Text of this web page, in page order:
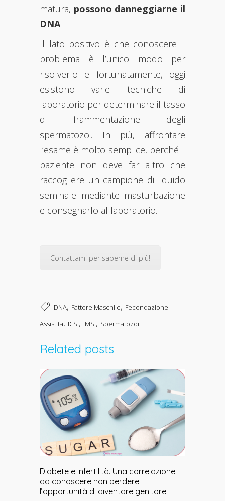
matura, possono danneggiarne il
DNA.
Il lato positivo è che conoscere il
problema è l’unico modo per
risolverlo e fortunatamente, oggi
esistono varie tecniche di
laboratorio per determinare il tasso
di frammentazione degli
spermatozoi. In più, affrontare
l’esame è molto semplice, perché il
paziente non deve far altro che
raccogliere un campione di liquido
seminale mediante masturbazione
e consegnarlo al laboratorio.
Contattami per saperne di più!
DNA, Fattore Maschile, Fecondazione
Assistita, ICSI, IMSI, Spermatozoi
Related posts
Diabete e Infertilità. Una correlazione
da conoscere non perdere
l’opportunità di diventare genitore